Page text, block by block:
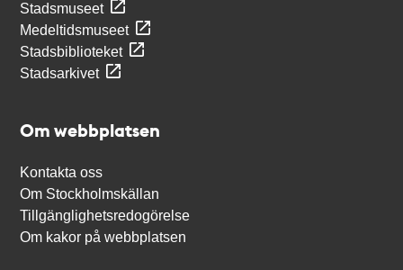
Stadsmuseet
Medeltidsmuseet
Stadsbiblioteket
Stadsarkivet
Om webbplatsen
Kontakta oss
Om Stockholmskällan
Tillgänglighetsredogörelse
Om kakor på webbplatsen